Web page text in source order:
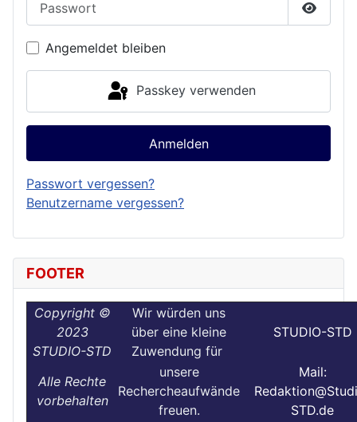
Angemeldet bleiben
Passkey verwenden
Anmelden
Passwort vergessen?
Benutzername vergessen?
FOOTER
Copyright ©
2023
STUDIO-STD
Wir würden uns
über eine kleine
Zuwendung für
STUDIO-STD
Alle Rechte
vorbehalten
unsere
Rechercheaufwände
freuen.
Mail:
STD.de